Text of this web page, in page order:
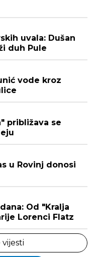
uvala: Dušan
duh Pule
vode kroz
približava se
u Rovinj donosi
Od "Kralja
Lorenci Flatz
vijesti